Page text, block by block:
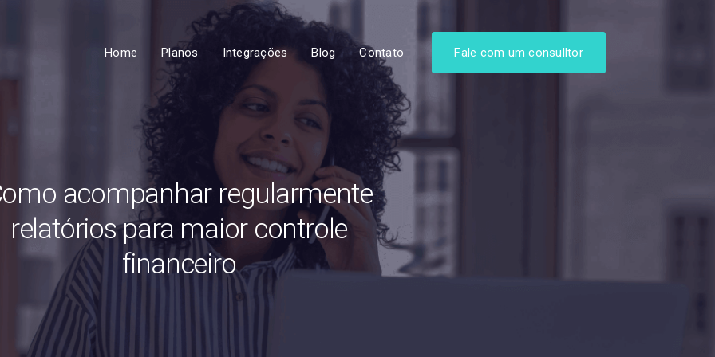
Home Planos Integrações Blog Contato Fale com um consulltor
acompanhar regularmente
relatórios para maior controle
financeiro